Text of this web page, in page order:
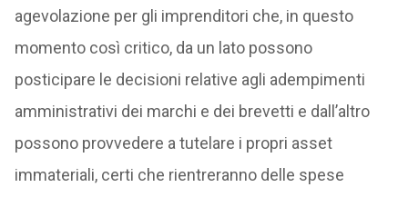
agevolazione per gli imprenditori che, in questo
momento così critico, da un lato possono
posticipare le decisioni relative agli adempimenti
amministrativi dei marchi e dei brevetti e dall’altro
possono provvedere a tutelare i propri asset
immateriali, certi che rientreranno delle spese